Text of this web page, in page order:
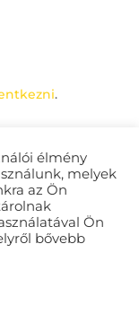
.
2021
élmény
melyek
az Ön
Ön
bővebb